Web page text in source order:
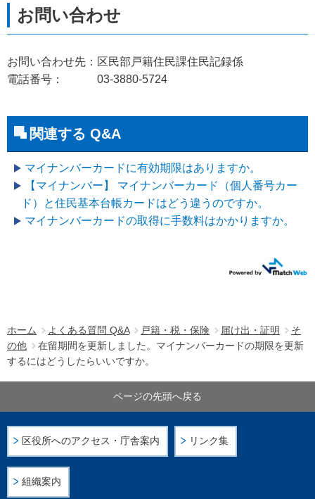
ホーム よくある質問 Q&A 戸籍・税・保険 届け出・証明
そ
の他
在留期間を更新しました。マイナンバーカードの期限を更新
するにはどうしたらいいですか。
お問い合わせ先：区民部戸籍住民課住民記録係
電話番号： 03-3880-5724
関連する Q&A
マイナンバーカードに有効期限はありますか。
【マイナンバー】 マイナンバーカード（個人番号カー
ド）と住民基本台帳カードはどう違うのですか。
マイナンバーカードの取得に手数料はかかりますか。
区役所へのアクセス・庁舎案内 リンク集
組織案内
ページの先頭へ戻る